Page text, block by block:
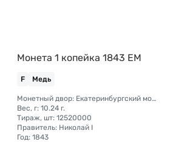
Монета 1 копейка 1843 ЕМ
F Медь
Монетный двор: Екатеринбургский монетный двор
Вес, г: 10.24 г.
Тираж, шт: 12520000
Правитель: Николай I
Год: 1843